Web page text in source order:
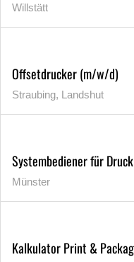
Willstätt
Offsetdrucker (m/w/d)
Straubing, Landshut
Systembediener für
Münster
Kalkulator Print &